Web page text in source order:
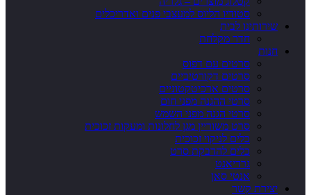
סטודיו הליוס למעצבי פנים ואדריכלים
שירותינו לבית
חדר מקלחת
חנות
סרטים עם דפוס
סרטים דקורטיביים
סרטים ארכיטקטוניים
סרטי ההגנה מפני חום
סרטי הגנה מפני השמש
סרט משוריין מגן לחלונות ומעקות זכוכית
כלים לניקוי זכוכית
כלים להדבקת סרט
גרדיאנט
אנטי סאן
יצירת קשר